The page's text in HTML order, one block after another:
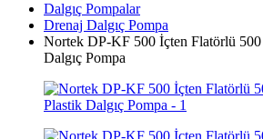
Dalgıç Pompalar
Drenaj Dalgıç Pompa
Nortek DP-KF 500 İçten Flatörlü
Dalgıç Pompa